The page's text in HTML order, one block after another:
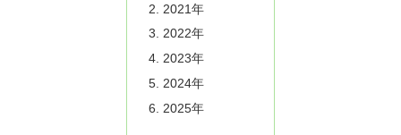
2021年
2022年
2023年
2024年
2025年